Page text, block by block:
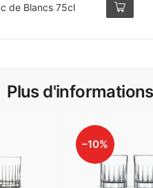
de Blancs 75cl
Plus
–10%